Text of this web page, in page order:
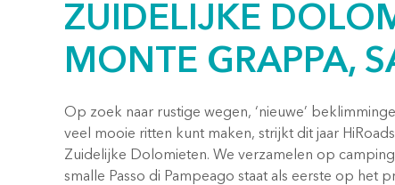
ZUIDELIJKE
MONTE GRAPPA,
Op zoek naar rustige wegen, ‘nieuwe’
veel mooie ritten kunt maken, strijkt dit jaar
Zuidelijke Dolomieten. We verzamelen op
smalle Passo di Pampeago staat als eerste op het